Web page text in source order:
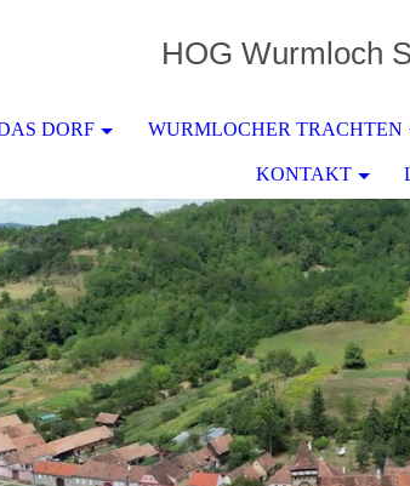
HOG Wurmloch
DORF WURMLOCHER TRACHTEN
KONTAKT